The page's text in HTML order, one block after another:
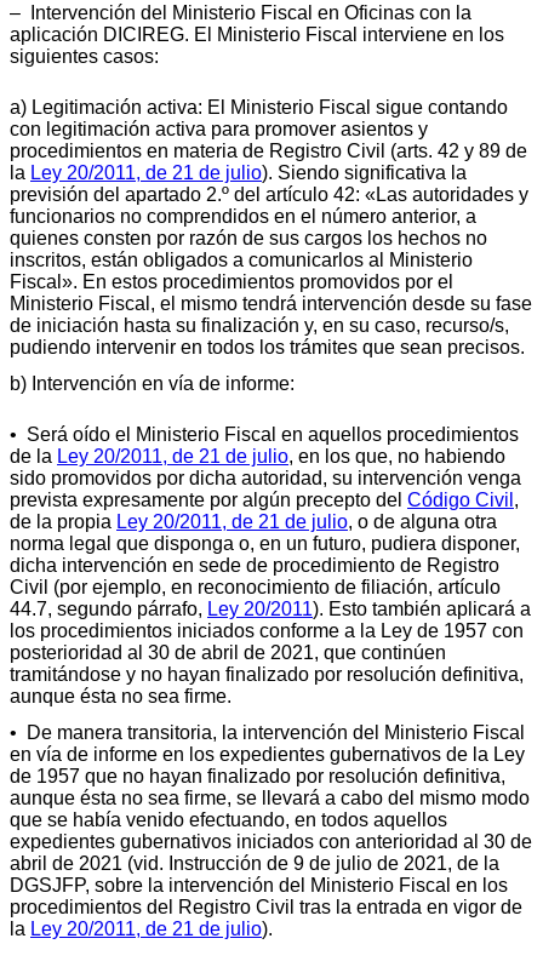
– Intervención del Ministerio Fiscal en Oficinas con la
aplicación DICIREG. El Ministerio Fiscal interviene en los
siguientes casos:
a) Legitimación activa: El Ministerio Fiscal sigue contando
con legitimación activa para promover asientos y
procedimientos en materia de Registro Civil (arts. 42 y 89 de
la Ley 20/2011, de 21 de julio). Siendo significativa la
previsión del apartado 2.º del artículo 42: «Las autoridades y
funcionarios no comprendidos en el número anterior, a
quienes consten por razón de sus cargos los hechos no
inscritos, están obligados a comunicarlos al Ministerio
Fiscal». En estos procedimientos promovidos por el
Ministerio Fiscal, el mismo tendrá intervención desde su fase
de iniciación hasta su finalización y, en su caso, recurso/s,
pudiendo intervenir en todos los trámites que sean precisos.
b) Intervención en vía de informe:
• Será oído el Ministerio Fiscal en aquellos procedimientos
de la Ley 20/2011, de 21 de julio, en los que, no habiendo
sido promovidos por dicha autoridad, su intervención venga
prevista expresamente por algún precepto del Código Civil ,
de la propia Ley 20/2011, de 21 de julio, o de alguna otra
norma legal que disponga o, en un futuro, pudiera disponer,
dicha intervención en sede de procedimiento de Registro
Civil (por ejemplo, en reconocimiento de filiación, artículo
44.7, segundo párrafo, Ley 20/2011). Esto también aplicará a
los procedimientos iniciados conforme a la Ley de 1957 con
posterioridad al 30 de abril de 2021, que continúen
tramitándose y no hayan finalizado por resolución definitiva,
aunque ésta no sea firme.
• De manera transitoria, la intervención del Ministerio Fiscal
en vía de informe en los expedientes gubernativos de la Ley
de 1957 que no hayan finalizado por resolución definitiva,
aunque ésta no sea firme, se llevará a cabo del mismo modo
que se había venido efectuando, en todos aquellos
expedientes gubernativos iniciados con anterioridad al 30 de
abril de 2021 (vid. Instrucción de 9 de julio de 2021, de la
DGSJFP, sobre la intervención del Ministerio Fiscal en los
procedimientos del Registro Civil tras la entrada en vigor de
la Ley 20/2011, de 21 de julio).